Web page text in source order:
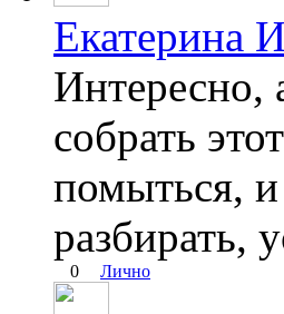
Екатерина
Интересно,
собрать
помыться,
разбирать,
0 Лично